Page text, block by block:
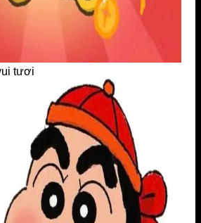
tươi